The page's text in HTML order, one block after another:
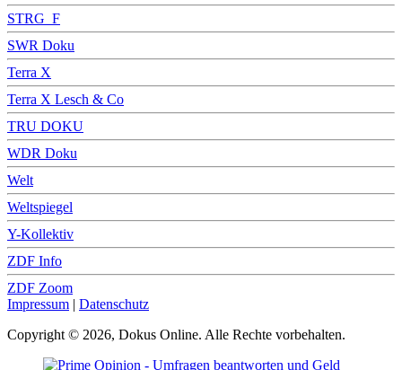
STRG_F
SWR Doku
Terra X
Terra X Lesch & Co
TRU DOKU
WDR Doku
Welt
Weltspiegel
Y-Kollektiv
ZDF Info
ZDF Zoom
Impressum | Datenschutz
Copyright © 2026, Dokus Online. Alle Rechte vorbehalten.